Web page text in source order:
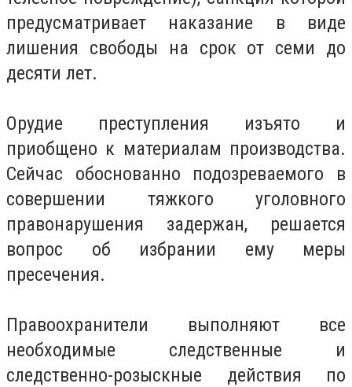
предусматривает наказание в виде
лишения свободы на срок от семи до
десяти лет.
Орудие преступления изъято и
приобщено к материалам производства.
Сейчас обоснованно подозреваемого в
совершении тяжкого уголовного
правонарушения задержан, решается
вопрос об избрании ему меры
пресечения.
Правоохранители выполняют все
необходимые следственные и
следственно-розыскные действия по